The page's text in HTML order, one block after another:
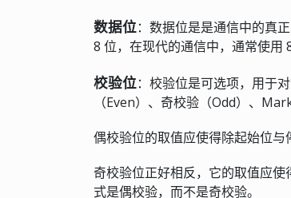
数据位：数据位是是通信中的真
8 位，在现代的通信中，通常使用
校验位：校验位是可选项，用于
（Even）、奇校验（Odd）、
偶校验位的取值应使得除起始位与
奇校验位正好相反，它的取值应
式是偶校验，而不是奇校验。